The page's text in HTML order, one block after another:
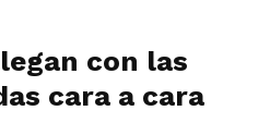
con las
cara a cara